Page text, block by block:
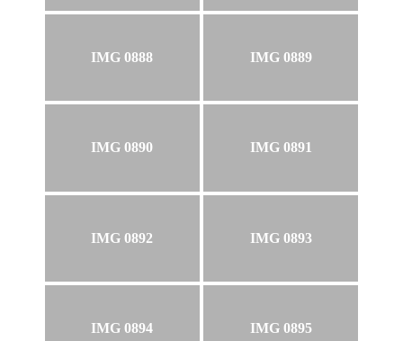
IMG 0888 IMG 0889
IMG 0890 IMG 0891
IMG 0892 IMG 0893
IMG 0894 IMG 0895